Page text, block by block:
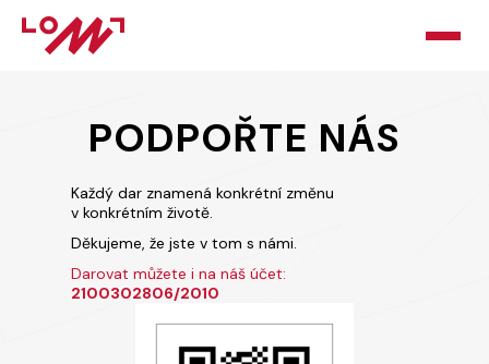
HOME
KURZY
PORADNA
PODPOŘTE NÁS
PODPOŘTE NÁS
Každý dar znamená konkrétní změnu
v konkrétním životě.
Děkujeme, že jste v tom s námi.
Darovat můžete i na náš účet:
2100302806/2010